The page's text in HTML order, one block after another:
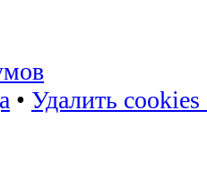
• Удалить